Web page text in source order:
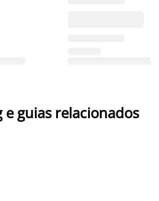
guias relacionados